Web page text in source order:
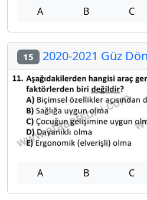
A B C
15 2020-2021 Güz
A B C